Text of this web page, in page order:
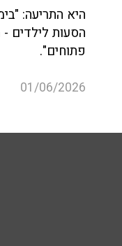
היא התריעה:
הסעות לילדים
פתוחים".
01/06/2026